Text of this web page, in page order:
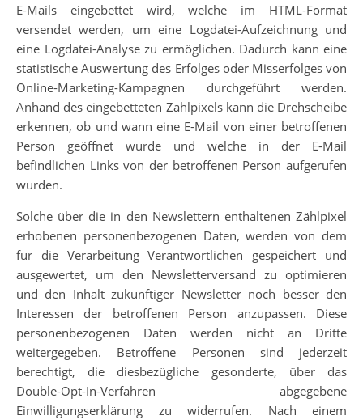
E-Mails eingebettet wird, welche im HTML-Format
versendet werden, um eine Logdatei-Aufzeichnung und
eine Logdatei-Analyse zu ermöglichen. Dadurch kann eine
statistische Auswertung des Erfolges oder Misserfolges von
Online-Marketing-Kampagnen durchgeführt werden.
Anhand des eingebetteten Zählpixels kann die Drehscheibe
erkennen, ob und wann eine E-Mail von einer betroffenen
Person geöffnet wurde und welche in der E-Mail
befindlichen Links von der betroffenen Person aufgerufen
wurden.
Solche über die in den Newslettern enthaltenen Zählpixel
erhobenen personenbezogenen Daten, werden von dem
für die Verarbeitung Verantwortlichen gespeichert und
ausgewertet, um den Newsletterversand zu optimieren
und den Inhalt zukünftiger Newsletter noch besser den
Interessen der betroffenen Person anzupassen. Diese
personenbezogenen Daten werden nicht an Dritte
weitergegeben. Betroffene Personen sind jederzeit
berechtigt, die diesbezügliche gesonderte, über das
Double-Opt-In-Verfahren abgegebene
Einwilligungserklärung zu widerrufen. Nach einem